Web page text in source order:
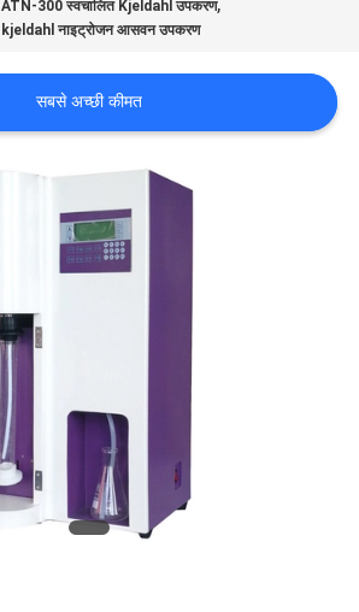
ATN-300 स्वचालित Kjeldahl उपकरण
kjeldahl नाइट्रोजन आसवन उपकरण
सबसे अच्छी कीमत